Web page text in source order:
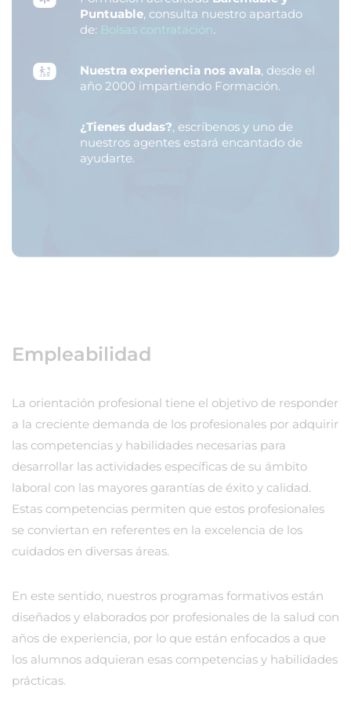
Puntuable, consulta nuestro apartado
de: Bolsas contratación.
Nuestra experiencia nos avala, desde el
año 2000 impartiendo Formación.
¿Tienes dudas?, escríbenos y uno de
nuestros agentes estará encantado de
ayudarte.
Empleabilidad
La orientación profesional tiene el objetivo de responder
a la creciente demanda de los profesionales por adquirir
las competencias y habilidades necesarias para
desarrollar las actividades específicas de su ámbito
laboral con las mayores garantías de éxito y calidad.
Estas competencias permiten que estos profesionales
se conviertan en referentes en la excelencia de los
cuidados en diversas áreas.
En este sentido, nuestros programas formativos están
diseñados y elaborados por profesionales de la salud con
años de experiencia, por lo que están enfocados a que
los alumnos adquieran esas competencias y habilidades
prácticas.